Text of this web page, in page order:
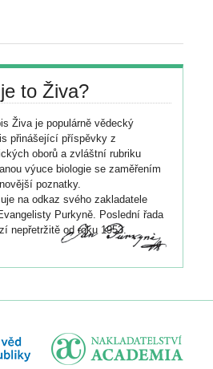
to Živa?
Živa je populárně vědecký
přinášející příspěvky z
oborů a zvláštní rubriku
výuce biologie se zaměřením
poznatky.
na odkaz svého zakladatele
Purkyně. Poslední řada
nepřetržitě od roku 1953.